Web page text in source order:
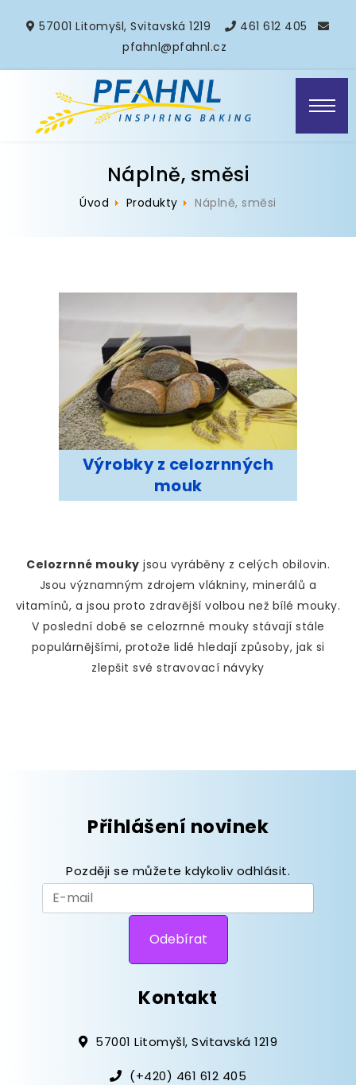
57001 Litomyšl, Svitavská 1219
461 612 405
pfahnl@pfahnl.cz
Náplně, směsi
Úvod Produkty Náplně, směsi
Výrobky z celozrnných
mouk
Celozrnné mouky jsou vyráběny z celých obilovin.
Jsou významným zdrojem vlákniny, minerálů a
vitamínů, a jsou proto zdravější volbou než bílé mouky.
V poslední době se celozrnné mouky stávají stále
populárnějšími, protože lidé hledají způsoby, jak si
zlepšit své stravovací návyky
Přihlášení novinek
Později se můžete kdykoliv odhlásit.
Kontakt
57001 Litomyšl, Svitavská 1219
(+420) 461 612 405